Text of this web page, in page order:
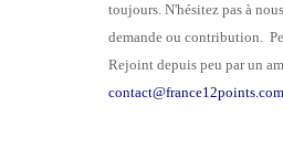
toujours. N'hésitez pas à
demande ou contribution.
Rejoint depuis peu par un
contact@france12points.com